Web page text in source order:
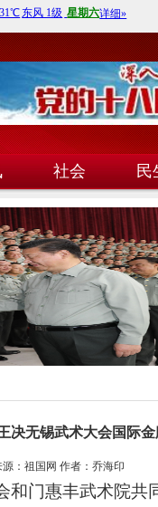
社会
民
决无锡武术大会国际
源：祖国网 作者：乔海印
和门惠丰武术院共